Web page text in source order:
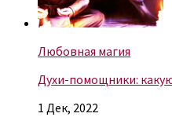
Любовная магия
Духи-помощники:
1 Дек, 2022